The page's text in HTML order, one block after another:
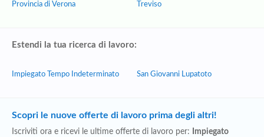
Provincia di Verona Treviso
Estendi la tua ricerca di lavoro:
Impiegato Tempo Indeterminato San Giovanni Lupatoto
Scopri le nuove offerte di lavoro prima degli altri!
Iscriviti ora e ricevi le ultime offerte di lavoro per:
Impiegato